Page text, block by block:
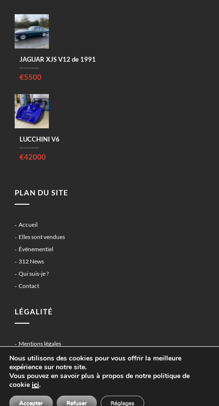
JAGUAR XJS V12 de 1991
€5500
LUCCHINI V6
€42000
PLAN DU SITE
Accueil
Elles sont vendues
Événementiel
312 News
Qui suis-je ?
Contact
LÉGALITÉ
Mentions légales
Politique de confidentialité
Nous utilisons des cookies pour vous offrir la meilleure
expérience sur notre site.
Vous pouvez en savoir plus à propos de notre politique de
cookie ici.
Accepter Refuser Réglages